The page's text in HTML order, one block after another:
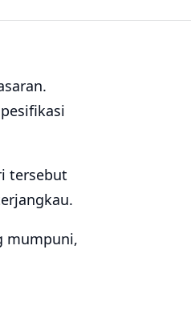
tersebut
mumpuni,